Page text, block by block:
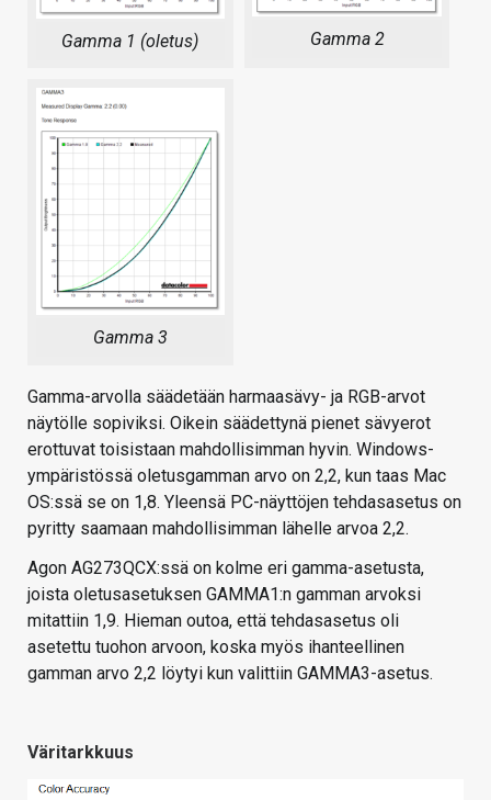
Gamma 1 (oletus) Gamma 2
Gamma 3
Gamma-arvolla säädetään harmaasävy- ja RGB-arvot
näytölle sopiviksi. Oikein säädettynä pienet sävyerot
erottuvat toisistaan mahdollisimman hyvin. Windows-
ympäristössä oletusgamman arvo on 2,2, kun taas Mac
OS:ssä se on 1,8. Yleensä PC-näyttöjen tehdasasetus on
pyritty saamaan mahdollisimman lähelle arvoa 2,2.
Agon AG273QCX:ssä on kolme eri gamma-asetusta,
joista oletusasetuksen GAMMA1:n gamman arvoksi
mitattiin 1,9. Hieman outoa, että tehdasasetus oli
asetettu tuohon arvoon, koska myös ihanteellinen
gamman arvo 2,2 löytyi kun valittiin GAMMA3-asetus.
Väritarkkuus